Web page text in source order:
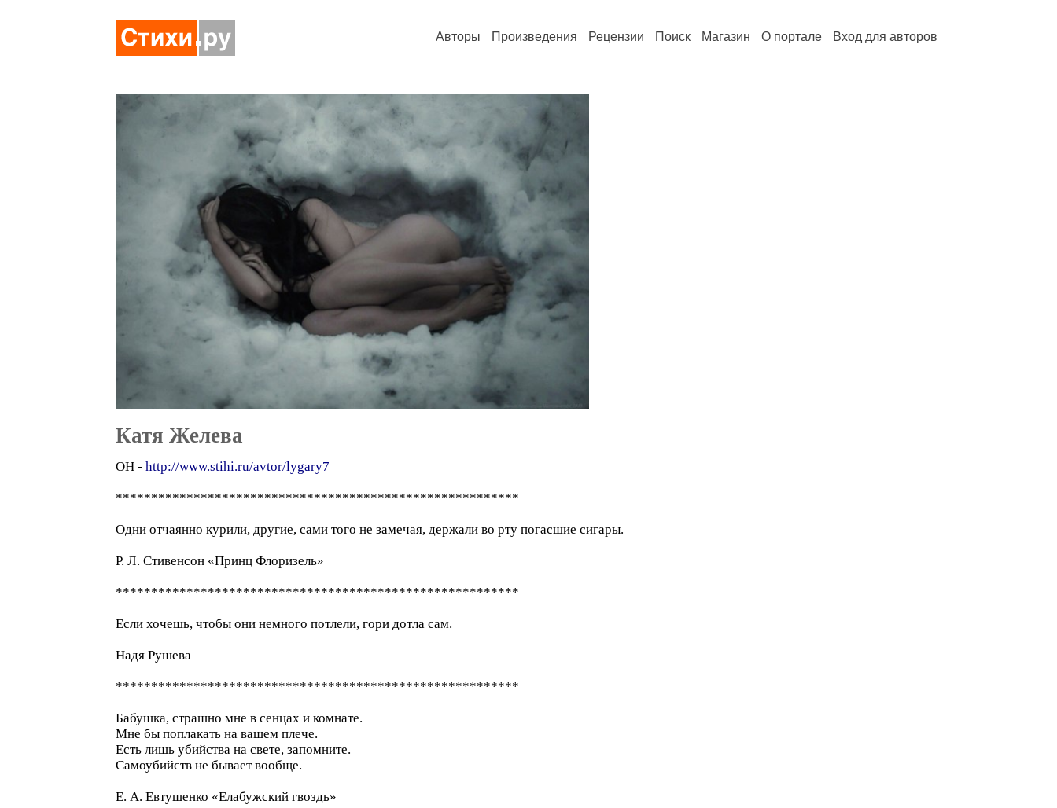
Авторы Произведения Рецензии Поиск Магазин О портале Вход для авторов
Катя Желева
ОН - http://www.stihi.ru/avtor/lygary7
*********************************************************
Одни отчаянно курили, другие, сами того не замечая, держали во рту погасшие сигары.
Р. Л. Стивенсон «Принц Флоризель»
*********************************************************
Если хочешь, чтобы они немного потлели, гори дотла сам.
Надя Рушева
*********************************************************
Бабушка, страшно мне в сенцах и комнате.
Мне бы поплакать на вашем плече.
Есть лишь убийства на свете, запомните.
Самоубийств не бывает вообще.
Е. А. Евтушенко «Елабужский гвоздь»